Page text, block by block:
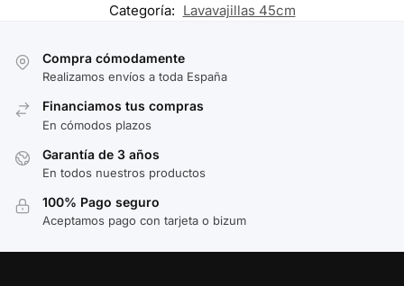
Categoría: Lavavajillas 45cm
Compra cómodamente
Realizamos envíos a toda España
Financiamos tus compras
En cómodos plazos
Garantía de 3 años
En todos nuestros productos
100% Pago seguro
Aceptamos pago con tarjeta o bizum